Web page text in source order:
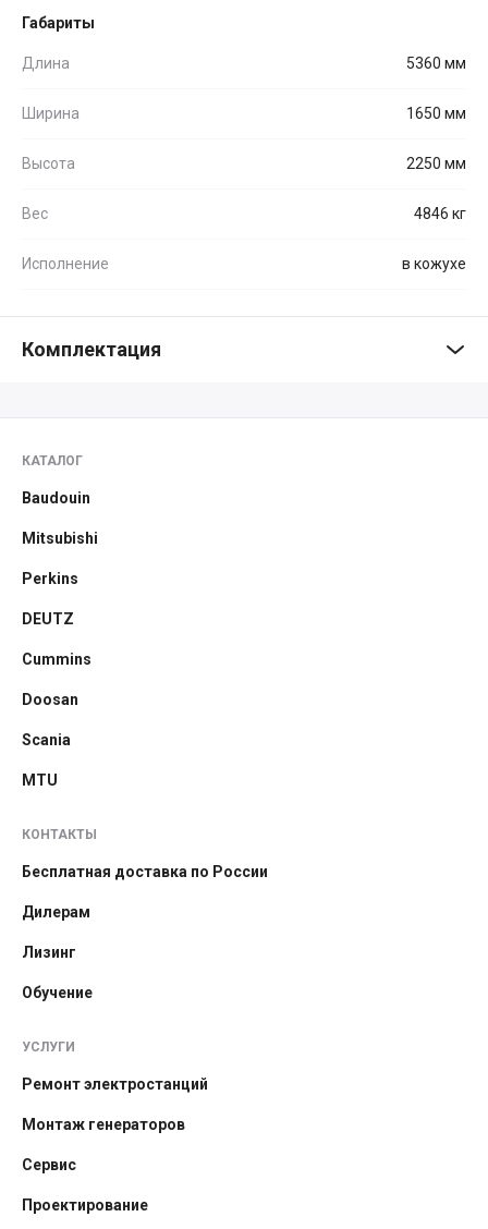
Габариты
Длина 5360 мм
Ширина 1650 мм
Высота 2250 мм
Вес 4846 кг
Исполнение в кожухе
Комплектация
КАТАЛОГ
Baudouin
Mitsubishi
Perkins
DEUTZ
Cummins
Doosan
Scania
MTU
КОНТАКТЫ
Бесплатная доставка по России
Дилерам
Лизинг
Обучение
УСЛУГИ
Ремонт электростанций
Монтаж генераторов
Сервис
Проектирование